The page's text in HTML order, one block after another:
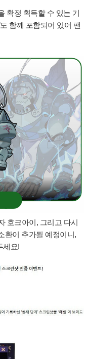
확정 획득할 수 있는 기
함께 포함되어 있어 팬
호크아이, 그리고 다시
환이 추가될 예정이니,
세요!